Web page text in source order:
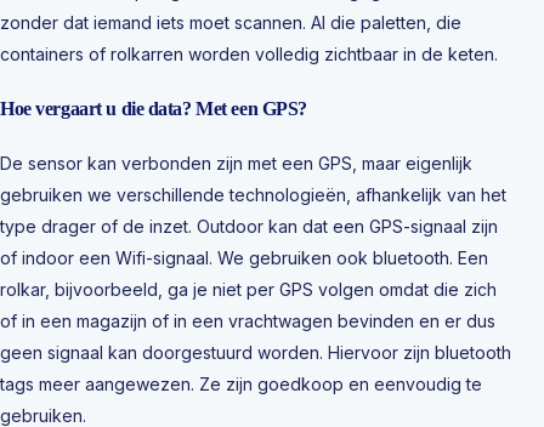
zonder dat iemand iets moet scannen. Al die paletten, die
containers of rolkarren worden volledig zichtbaar in de keten.
Hoe vergaart u die data? Met een GPS?
De sensor kan verbonden zijn met een GPS, maar eigenlijk
gebruiken we verschillende technologieën, afhankelijk van het
type drager of de inzet. Outdoor kan dat een GPS-signaal zijn
of indoor een Wifi-signaal. We gebruiken ook bluetooth. Een
rolkar, bijvoorbeeld, ga je niet per GPS volgen omdat die zich
of in een magazijn of in een vrachtwagen bevinden en er dus
geen signaal kan doorgestuurd worden. Hiervoor zijn bluetooth
tags meer aangewezen. Ze zijn goedkoop en eenvoudig te
gebruiken.